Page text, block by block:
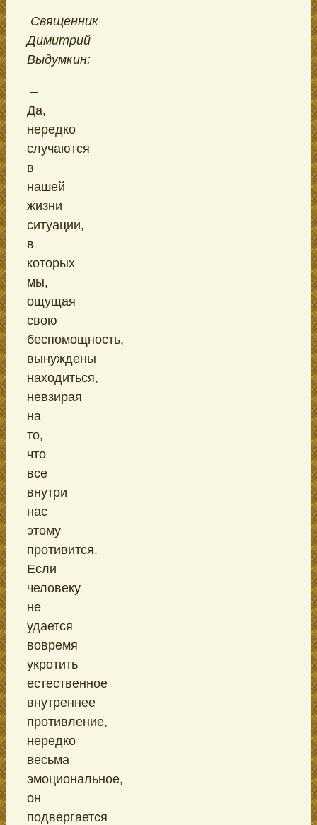
Священник
Димитрий
Выдумкин:
–
Да,
нередко
случаются
в
нашей
жизни
ситуации,
в
которых
мы,
ощущая
свою
беспомощность,
вынуждены
находиться,
невзирая
на
то,
что
все
внутри
нас
этому
противится.
Если
человеку
не
удается
вовремя
укротить
естественное
внутреннее
противление,
нередко
весьма
эмоциональное,
он
подвергается